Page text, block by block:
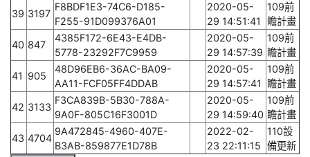
39 3197
F8BDF1E3-74C6-D185-
F255-91D099376A01
2020-05-
29 14:51:41
109前
瞻計畫
40 847
4385F172-6E43-E4DB-
5778-23292F7C9959
2020-05-
29 14:57:39
109前
瞻計畫
41 905
48D96EB6-36AC-BA09-
AA11-FCF05FF4DDAB
2020-05-
29 14:57:41
109前
瞻計畫
42 3133
F3CA839B-5B30-788A-
9A0F-805C16F3001D
2020-05-
29 14:59:40
109前
瞻計畫
43 4704
9A472845-4960-407E-
B3AB-859877E1D78B
2022-02-
23 22:11:15
110設
備更新